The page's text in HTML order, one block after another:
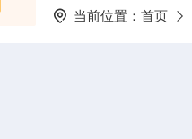
当前位置： 首页